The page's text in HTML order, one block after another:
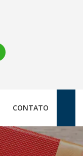
CONTATO